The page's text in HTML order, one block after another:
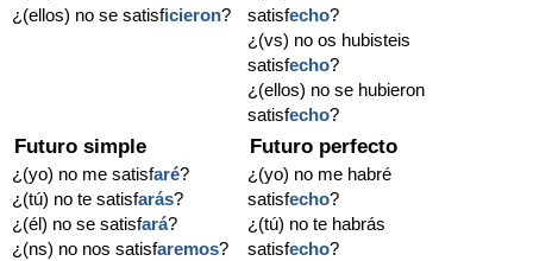
¿(ellos) no se satisficieron?
satisfecho?
¿(vs) no os hubisteis
satisfecho?
¿(ellos) no se hubieron
satisfecho?
Futuro simple
¿(yo) no me satisfaré?
¿(tú) no te satisfarás?
¿(él) no se satisfará?
¿(ns) no nos satisfaremos?
Futuro perfecto
¿(yo) no me habré
satisfecho?
¿(tú) no te habrás
satisfecho?